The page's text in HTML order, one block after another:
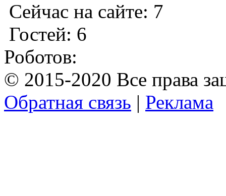
Сейчас на сайте: 7
Гостей: 6
Роботов:
© 2015-2020 Все права
Обратная связь | Реклама